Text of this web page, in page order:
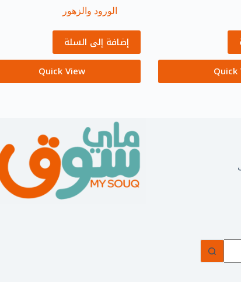
Quick
الورود والزهور
إضافة إلى السلة
Quick View